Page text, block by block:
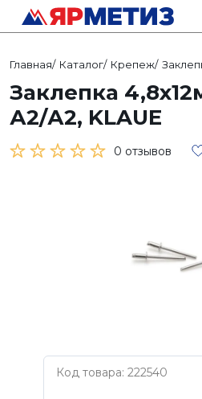
Главная/ Каталог/ Крепеж/
Заклепка
А2/А2, KLAUE
0 отзывов
Код товара: 222540